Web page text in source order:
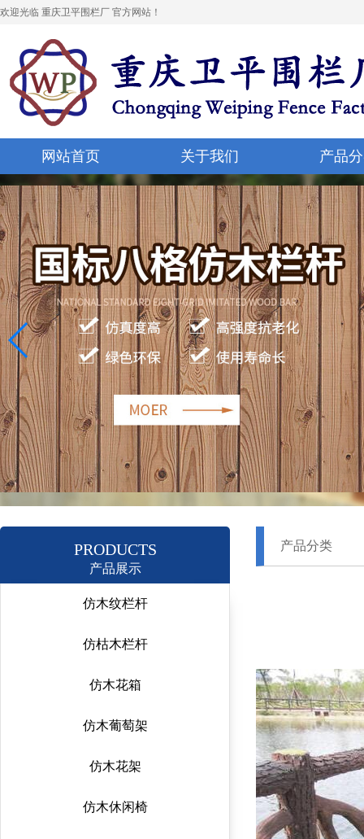
欢迎光临 重庆卫平围栏厂 官方网站！
网站首页 关于我们 产品
PRODUCTS
产品展示
仿木纹栏杆
仿枯木栏杆
仿木花箱
仿木葡萄架
仿木花架
仿木休闲椅
产品分类